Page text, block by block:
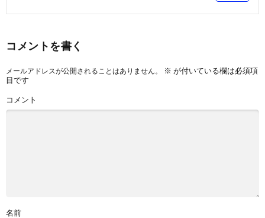
コメントを書く
メールアドレスが公開されることはありません。 ※ が付いている欄は必須項
目です
コメント
名前